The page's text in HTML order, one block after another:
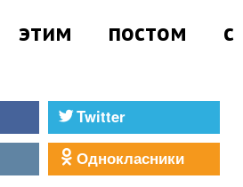
этим постом с
Twitter
Однокласники